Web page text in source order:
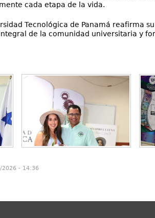
cada etapa de la vida.
Tecnológica de Panamá reafirma
de la comunidad universitaria y
2026 - 14:36